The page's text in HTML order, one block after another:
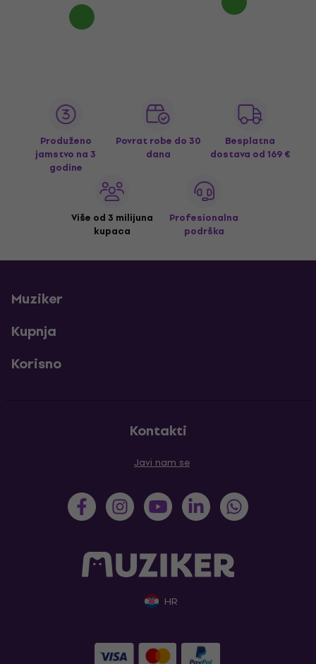
Produženo
jamstvo na 3
godine
Povrat robe do 30
dana
Besplatna
dostava od 169 €
Više od 3 milijuna
kupaca
Profesionalna
podrška
Muziker
Kupnja
Korisno
Kontakti
Javi nam se
HR